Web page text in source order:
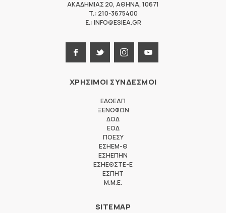
ΑΚΑΔΗΜΙΑΣ 20, ΑΘΗΝΑ, 10671
T.: 210-3675400
E.:INFO@ESIEA.GR
ΧΡΗΣΙΜΟΙ ΣΥΝΔΕΣΜΟΙ
ΕΔΟΕΑΠ
ΞΕΝΟΦΩΝ
ΔΟΔ
ΕΟΔ
ΠΟΕΣΥ
ΕΣΗΕΜ-Θ
ΕΣΗΕΠΗΝ
ΕΣΗΕΘΣΤΕ-Ε
ΕΣΠΗΤ
M.M.E.
SITEMAP